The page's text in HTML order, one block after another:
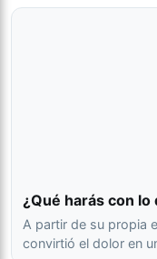
¿Qué harás con
A partir de su propia
convirtió el dolor en